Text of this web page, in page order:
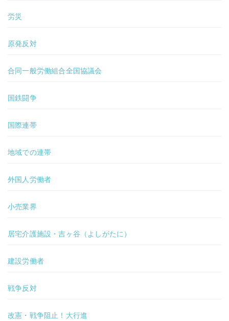
労災
原発反対
合同一般労働組合全国協議会
国鉄闘争
国際連帯
地域での連帯
外国人労働者
小売業界
居宅介護施設・吉ヶ谷（よしがたに）
建設労働者
戦争反対
改憲・戦争阻止！大行進